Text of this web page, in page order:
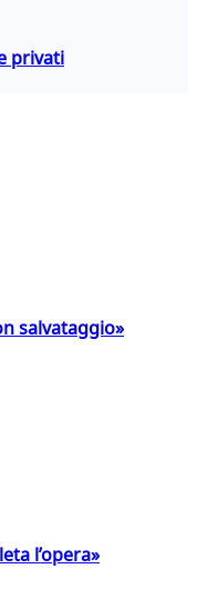
privati
salvataggio»
l’opera»